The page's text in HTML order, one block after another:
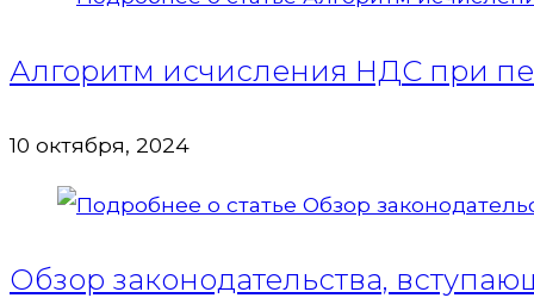
Алгоритм исчисления НДС при
10 октября, 2024
Обзор законодательства,